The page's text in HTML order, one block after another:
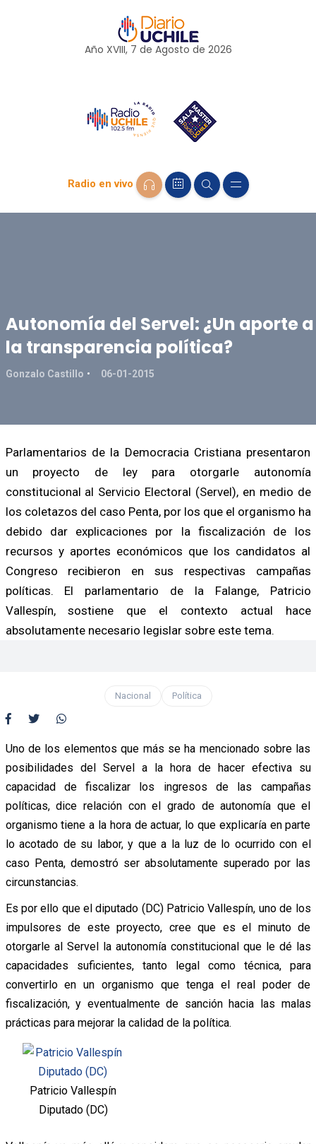
Año XVIII, 7 de Agosto de 2026
Radio en vivo
Autonomía del Servel: ¿Un aporte a
la transparencia política?
Gonzalo Castillo 06-01-2015
Parlamentarios de la Democracia Cristiana presentaron
un proyecto de ley para otorgarle autonomía
constitucional al Servicio Electoral (Servel), en medio de
los coletazos del caso Penta, por los que el organismo ha
debido dar explicaciones por la fiscalización de los
recursos y aportes económicos que los candidatos al
Congreso recibieron en sus respectivas campañas
políticas. El parlamentario de la Falange, Patricio
Vallespín, sostiene que el contexto actual hace
absolutamente necesario legislar sobre este tema.
Nacional Política
Uno de los elementos que más se ha mencionado sobre las
posibilidades del Servel a la hora de hacer efectiva su
capacidad de fiscalizar los ingresos de las campañas
políticas, dice relación con el grado de autonomía que el
organismo tiene a la hora de actuar, lo que explicaría en parte
lo acotado de su labor, y que a la luz de lo ocurrido con el
caso Penta, demostró ser absolutamente superado por las
circunstancias.
Es por ello que el diputado (DC) Patricio Vallespín, uno de los
impulsores de este proyecto, cree que es el minuto de
otorgarle al Servel la autonomía constitucional que le dé las
capacidades suficientes, tanto legal como técnica, para
convertirlo en un organismo que tenga el real poder de
fiscalización, y eventualmente de sanción hacia las malas
prácticas para mejorar la calidad de la política.
Patricio Vallespín
Diputado (DC)